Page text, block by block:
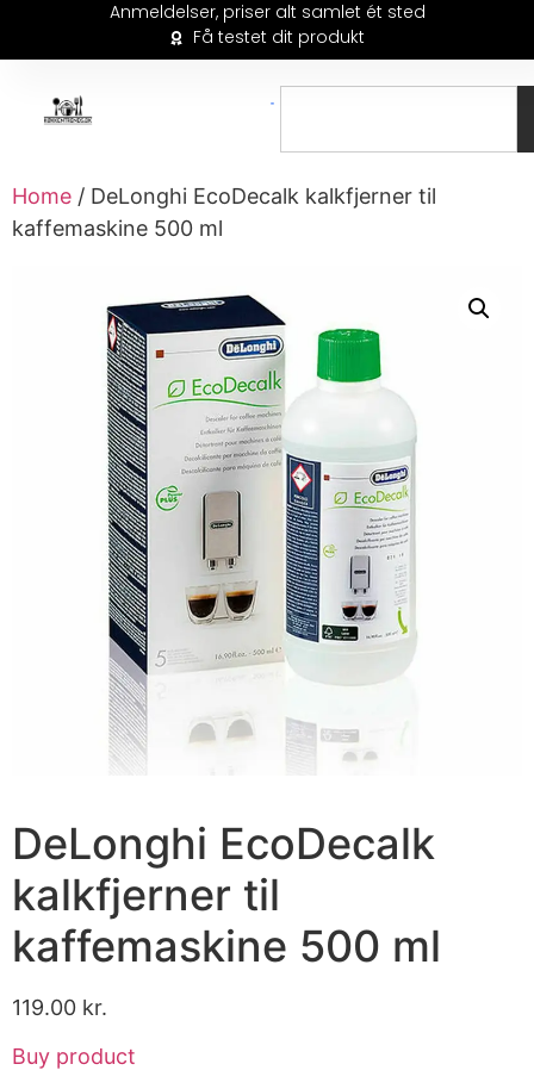
Anmeldelser, priser alt samlet ét sted
Få testet dit produkt
Home / DeLonghi EcoDecalk kalkfjerner til
kaffemaskine 500 ml
DeLonghi EcoDecalk
kalkfjerner til
kaffemaskine 500 ml
119.00 kr.
Buy product